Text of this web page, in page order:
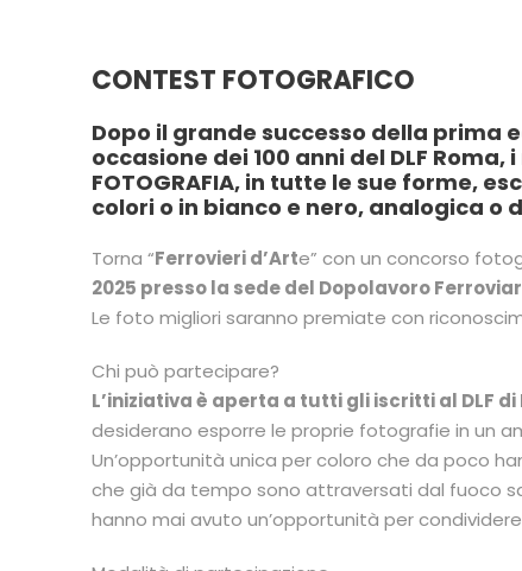
CONTEST FOTOGRAFICO
Dopo il grande successo della prima
occasione dei 100 anni del DLF
FOTOGRAFIA, in tutte le sue forme,
colori o in bianco e nero, analogica o
Torna “Ferrovieri d’Arte” con un concorso
2025 presso la sede del Dopolavoro
Le foto migliori saranno premiate con
Chi può partecipare?
L’iniziativa è aperta a tutti gli iscritti al DLF di
desiderano esporre le proprie fotografie in un
Un’opportunità unica per coloro che da poco
che già da tempo sono attraversati dal fuoco
hanno mai avuto un’opportunità per